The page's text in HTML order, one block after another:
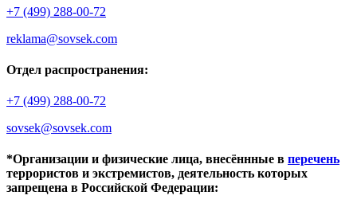
+7 (499) 288-00-72
reklama@sovsek.com
Отдел распространения:
+7 (499) 288-00-72
sovsek@sovsek.com
*Организации и физические лица, внесённные в перечень
террористов и экстремистов, деятельность которых
запрещена в Российской Федерации: